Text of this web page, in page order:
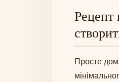
Рецепт
Просте